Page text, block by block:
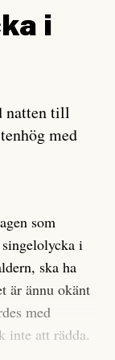
oberoende
kan förtydliga
hur jag
och
som kräver
tidning.
du hittar i
i sig
i
natten till
med
som
i
ska ha
är ännu okänt
med
inte att rädda.